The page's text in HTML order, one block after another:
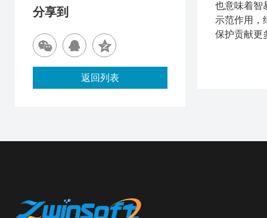
也意味着智
示范作用，
保护贡献更
分享到
返回列表